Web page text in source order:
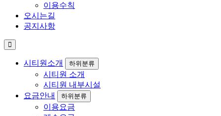
이용수칙
오시는길
공지사항
시티원소개 하위분류
시티원 소개
시티원 내부시설
요금안내
하위분류
이용요금